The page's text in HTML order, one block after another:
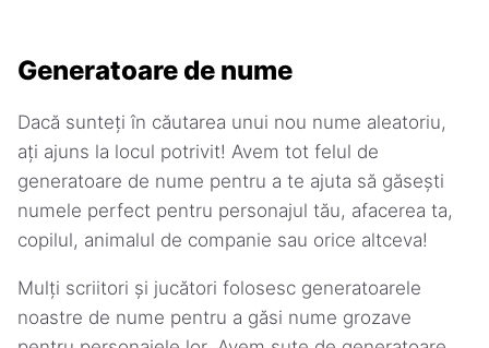
Generatoare de nume
Dacă sunteți în căutarea unui nou nume aleatoriu,
ați ajuns la locul potrivit! Avem tot felul de
generatoare de nume pentru a te ajuta să găsești
numele perfect pentru personajul tău, afacerea ta,
copilul, animalul de companie sau orice altceva!
Mulți scriitori și jucători folosesc generatoarele
noastre de nume pentru a găsi nume grozave